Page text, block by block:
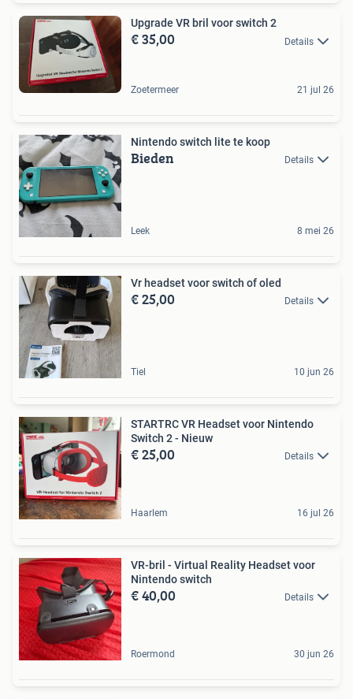
Upgrade VR bril voor switch 2
€ 35,00 Details
Zoetermeer 21 jul 26
Nintendo switch lite te koop
Bieden Details
Leek 8 mei 26
Vr headset voor switch of oled
€ 25,00 Details
Tiel 10 jun 26
STARTRC VR Headset voor Nintendo
Switch 2 - Nieuw
€ 25,00 Details
Haarlem 16 jul 26
VR-bril - Virtual Reality Headset voor
Nintendo switch
€ 40,00 Details
Roermond 30 jun 26